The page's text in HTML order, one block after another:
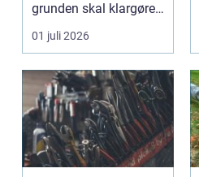
grunden skal klargøres,
eller der ...
01 juli 2026